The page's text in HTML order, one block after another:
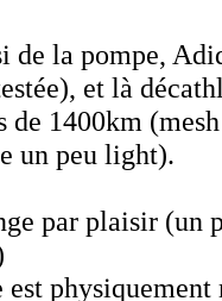
de la pompe,
et là
de 1400km
un peu light).
par plaisir (un